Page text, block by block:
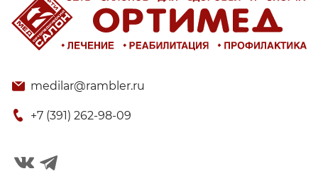
medilar@rambler.ru
+7 (391) 262-98-09